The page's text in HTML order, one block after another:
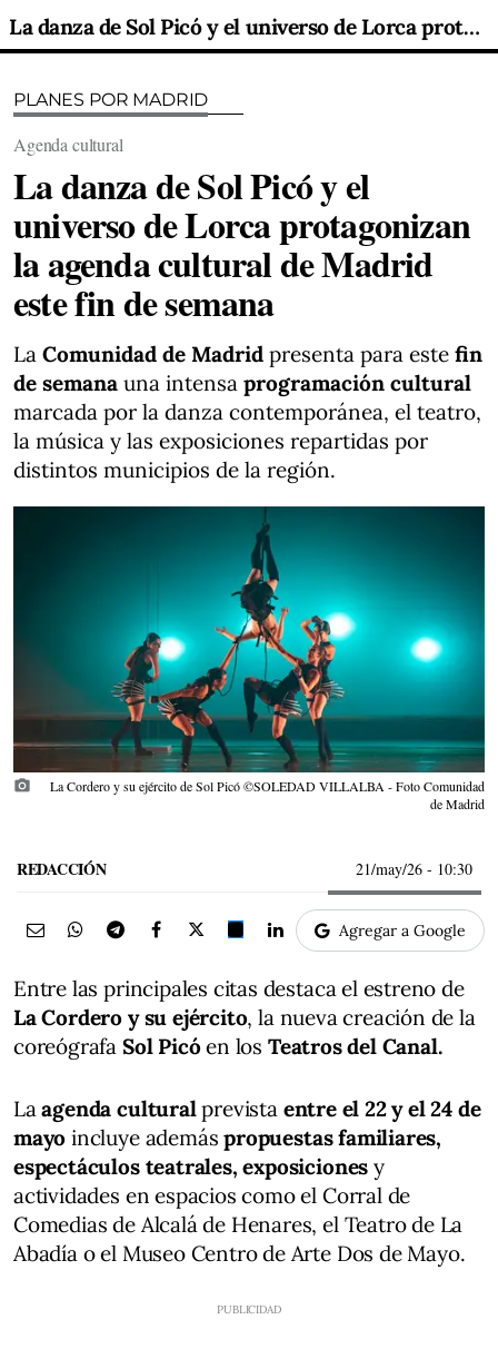
La danza de Sol Picó y el universo de Lorca protagonizan la agenda cultural de Madrid este fin de semana
PLANES POR MADRID
Agenda cultural
La danza de Sol Picó y el
universo de Lorca protagonizan
la agenda cultural de Madrid
este fin de semana
La Comunidad de Madrid presenta para este fin
de semana una intensa programación cultural
marcada por la danza contemporánea, el teatro,
la música y las exposiciones repartidas por
distintos municipios de la región.
photo_camera
La Cordero y su ejército de Sol Picó ©SOLEDAD VILLALBA - Foto Comunidad
de Madrid
REDACCIÓN 21/may/26 - 10:30
Agregar a Google
Entre las principales citas destaca el estreno de
La Cordero y su ejército, la nueva creación de la
coreógrafa Sol Picóen los Teatros del Canal.
Laagenda culturalprevista entre el 22 y el 24 de
mayo incluye ademáspropuestas familiares,
espectáculos teatrales, exposiciones y
actividades en espacios como el Corral de
Comedias de Alcalá de Henares, el Teatro de La
Abadía o el Museo Centro de Arte Dos de Mayo.